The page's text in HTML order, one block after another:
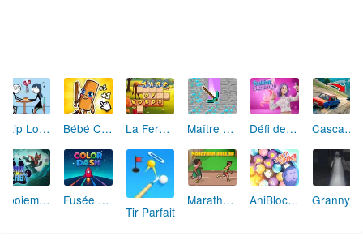
Skip Love: L'Amour en Péril Bébé Clic Italien: La Folie des Petits Bambins La Ferme des Mots - Cultivez votre Vocabulaire Maître de la Destruction: Fusion de Pioches Défi de Mode: Star du Podium Cascades Folles 3D
Aboiement Stellaire : Aventure Canine Fusée Chromatique: La Course des Couleurs
Tir Parfait
Marathon Champion io AniBlocos: Connecte les Animaux Mignons!